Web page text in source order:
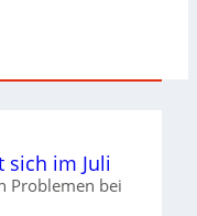
sich im Juli
Problemen bei